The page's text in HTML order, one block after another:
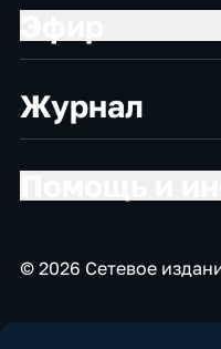
Журнал
© 2026 Сетевое